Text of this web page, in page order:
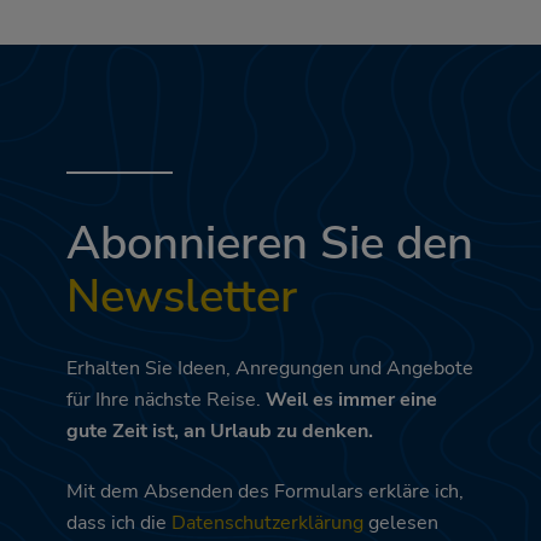
Abonnieren Sie den
Newsletter
Erhalten Sie Ideen, Anregungen und Angebote
für Ihre nächste Reise. Weil es immer eine
gute Zeit ist, an Urlaub zu denken.
Mit dem Absenden des Formulars erkläre ich,
dass ich die Datenschutzerklärung gelesen